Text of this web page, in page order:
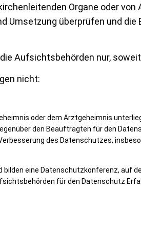
Organe oder von
Umsetzung überprüfen und
Aufsichtsbehörden nur, soweit
nicht:
oder dem Arztgeheimnis
den Beauftragten für den
des Datenschutzes,
eine Datenschutzkonferenz, auf
für den Datenschutz